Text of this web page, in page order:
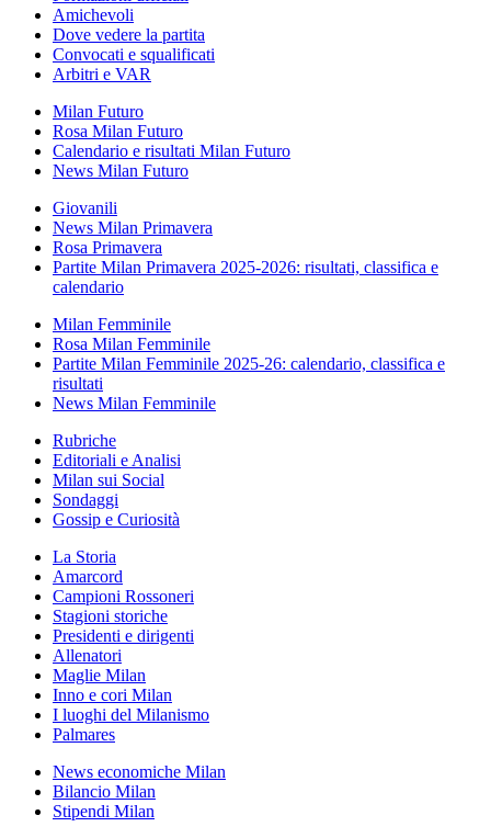
Amichevoli
Dove vedere la partita
Convocati e squalificati
Arbitri e VAR
Milan Futuro
Rosa Milan Futuro
Calendario e risultati Milan Futuro
News Milan Futuro
Giovanili
News Milan Primavera
Rosa Primavera
Partite Milan Primavera 2025-2026: risultati, classifica e
calendario
Milan Femminile
Rosa Milan Femminile
Partite Milan Femminile 2025-26: calendario, classifica e
risultati
News Milan Femminile
Rubriche
Editoriali e Analisi
Milan sui Social
Sondaggi
Gossip e Curiosità
La Storia
Amarcord
Campioni Rossoneri
Stagioni storiche
Presidenti e dirigenti
Allenatori
Maglie Milan
Inno e cori Milan
I luoghi del Milanismo
Palmares
News economiche Milan
Bilancio Milan
Stipendi Milan